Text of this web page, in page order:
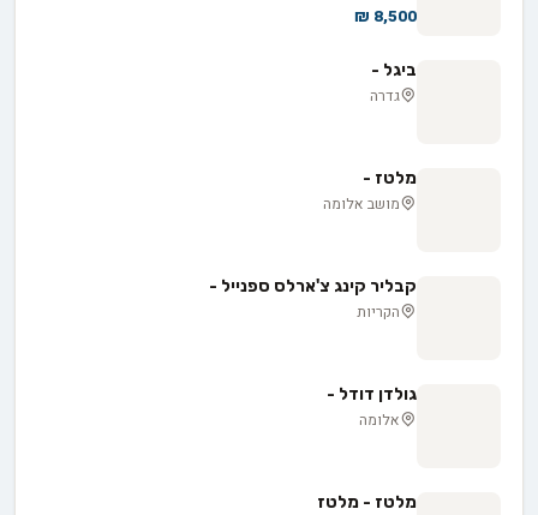
8,500 ₪
ביגל -
גדרה
מלטז -
מושב אלומה
קבליר קינג צ'ארלס ספנייל -
הקריות
גולדן דודל -
אלומה
מלטז - מלטז